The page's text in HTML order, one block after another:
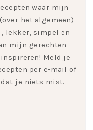
waar mijn
het algemeen)
lekker, simpel en
mijn gerechten
Meld je
per e-mail of
je niets mist.